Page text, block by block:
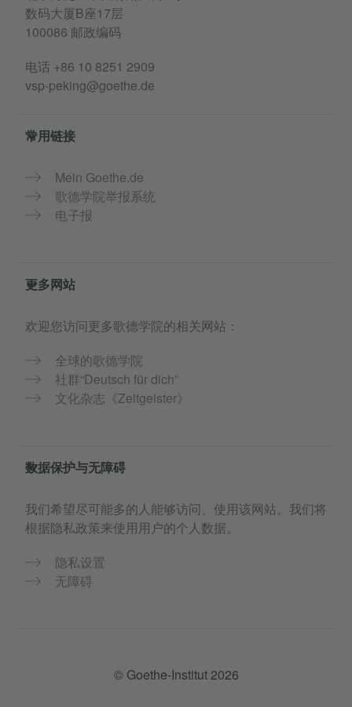
数码大厦B座17层
100086 邮政编码
电话 +86 10 8251 2909
vsp-peking@goethe.de
常用链接
Mein Goethe.de
歌德学院举报系统
电子报
更多网站
欢迎您访问更多歌德学院的相关网站：
全球的歌德学院
社群“Deutsch für dich”
文化杂志《Zeitgeister》
数据保护与无障碍
我们希望尽可能多的人能够访问、使用该网站。我们将
根据隐私政策来使用用户的个人数据。
隐私设置
无障碍
© Goethe-Institut 2026